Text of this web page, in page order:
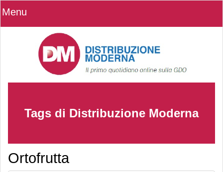
Menu
Tags di Distribuzione Moderna
Ortofrutta